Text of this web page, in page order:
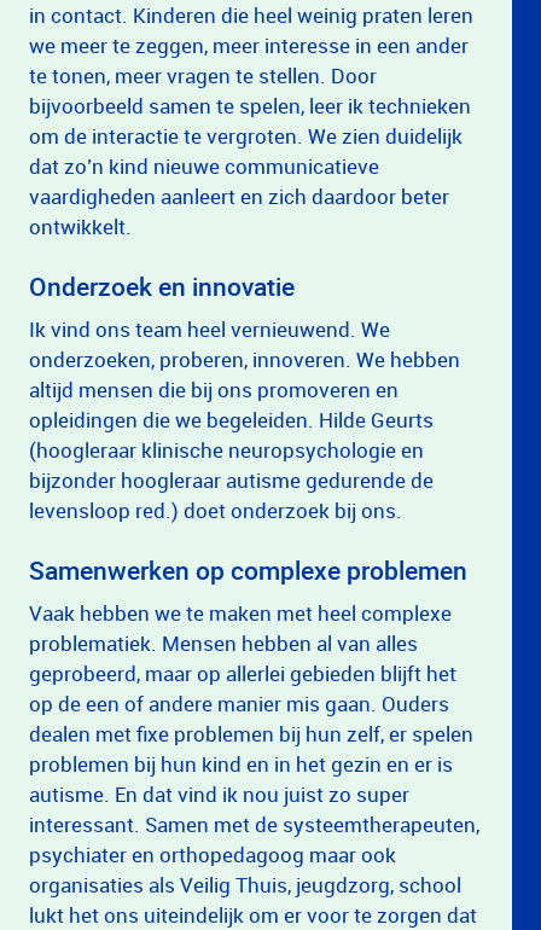
in contact. Kinderen die heel weinig praten leren
we meer te zeggen, meer interesse in een ander
te tonen, meer vragen te stellen. Door
bijvoorbeeld samen te spelen, leer ik technieken
om de interactie te vergroten. We zien duidelijk
dat zo’n kind nieuwe communicatieve
vaardigheden aanleert en zich daardoor beter
ontwikkelt.
Onderzoek en innovatie
Ik vind ons team heel vernieuwend. We
onderzoeken, proberen, innoveren. We hebben
altijd mensen die bij ons promoveren en
opleidingen die we begeleiden. Hilde Geurts
(hoogleraar klinische neuropsychologie en
bijzonder hoogleraar autisme gedurende de
levensloop red.) doet onderzoek bij ons.
Samenwerken op complexe problemen
Vaak hebben we te maken met heel complexe
problematiek. Mensen hebben al van alles
geprobeerd, maar op allerlei gebieden blijft het
op de een of andere manier mis gaan. Ouders
dealen met fixe problemen bij hun zelf, er spelen
problemen bij hun kind en in het gezin en er is
autisme. En dat vind ik nou juist zo super
interessant. Samen met de systeemtherapeuten,
psychiater en orthopedagoog maar ook
organisaties als Veilig Thuis, jeugdzorg, school
lukt het ons uiteindelijk om er voor te zorgen dat